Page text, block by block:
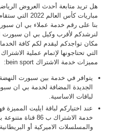
هل تريد متابعة أحدث العروض
مباريات كأس
بنا على رقم خدمة عملاء بي ان
لنرشدكم لأقرب وكيل بي ان سبورت
مكان تواجدكم ليقدم لكم كافة
مميزات خدمة الاشتراك bein sport:
يتوافر في خدمة بين سبورت
الجديدة المضافة لخدمة بي ان
لباقات الاساسية.
عند اختياركم لباقة ايليت المميزة
خدمة الاشتراك ب 86
والمسلسلات الاميركية أو